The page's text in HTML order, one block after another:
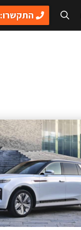
התקשרו: 077-804-5600